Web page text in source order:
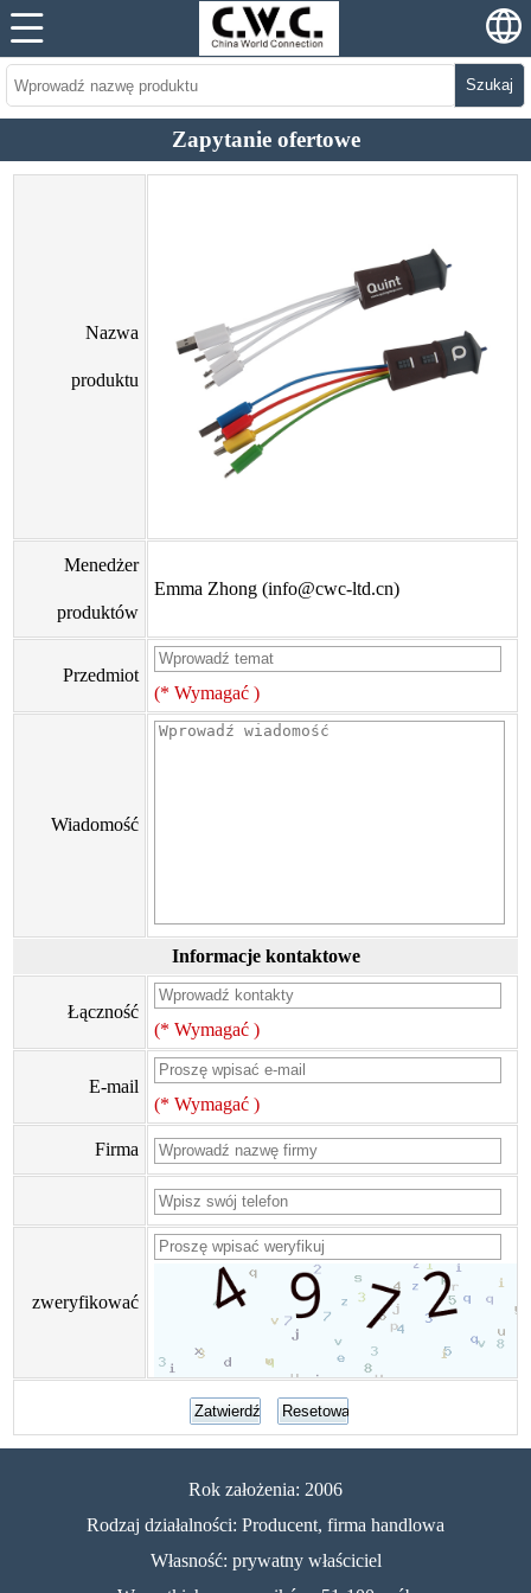
Szukaj
Zapytanie ofertowe
Nazwa
produktu
Menedżer
produktów
Emma Zhong (info@cwc-ltd.cn)
Przedmiot
(* Wymagać )
Wiadomość
Informacje kontaktowe
Łączność
(* Wymagać )
E-mail
(* Wymagać )
Firma
zweryfikować
Rok założenia: 2006
Rodzaj działalności: Producent, firma handlowa
Własność: prywatny właściciel